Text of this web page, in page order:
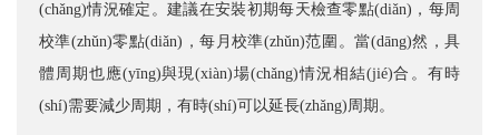
(chǎng)情況確定。建議在安裝初期每天檢查零點(diǎn)，每周
校準(zhǔn)零點(diǎn)，每月校準(zhǔn)范圍。當(dāng)然，具
體周期也應(yīng)與現(xiàn)場(chǎng)情況相結(jié)合。有時
(shí)需要減少周期，有時(shí)可以延長(zhǎng)周期。